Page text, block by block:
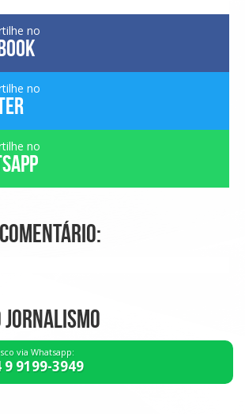
no
no
no
Jornalismo
via Whatsapp:
9 9199-3949